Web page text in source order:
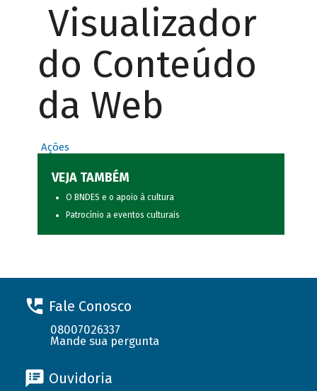
Visualizador
do Conteúdo
da Web
Ações
VEJA TAMBÉM
O BNDES e o apoio à cultura
Patrocínio a eventos culturais
Fale Conosco
08007026337
Mande sua pergunta
Ouvidoria